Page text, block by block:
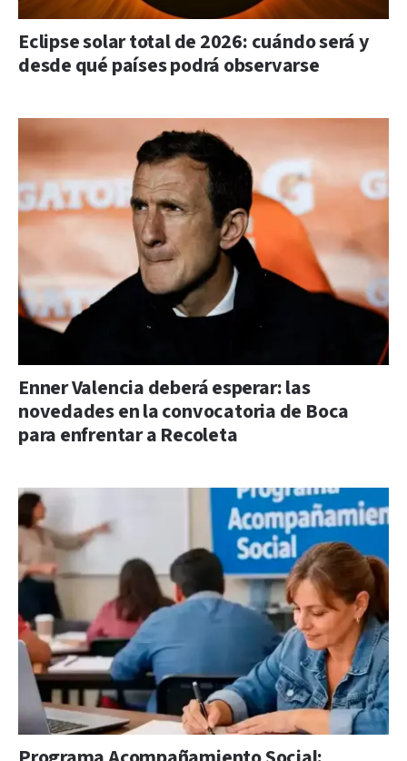
Eclipse solar total de 2026: cuándo será y
desde qué países podrá observarse
Enner Valencia deberá esperar: las
novedades en la convocatoria de Boca
para enfrentar a Recoleta